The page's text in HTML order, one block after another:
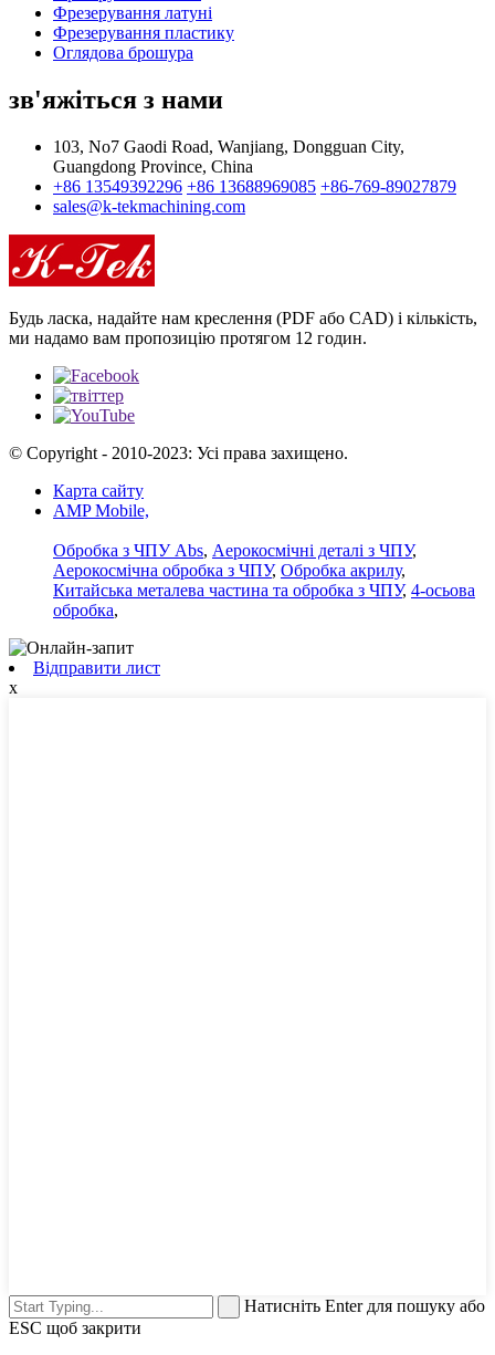
Фрезерування латуні
Фрезерування пластику
Оглядова брошура
зв'яжіться з нами
103, No7 Gaodi Road, Wanjiang, Dongguan City,
Guangdong Province, China
+86 13549392296 +86 13688969085 +86-769-89027879
sales@k-tekmachining.com
Будь ласка, надайте нам креслення (PDF або CAD) і кількість,
ми надамо вам пропозицію протягом 12 годин.
© Copyright - 2010-2023: Усі права захищено.
Карта сайту
AMP Mobile,
Обробка з ЧПУ Abs, Аерокосмічні деталі з ЧПУ,
Аерокосмічна обробка з ЧПУ, Обробка акрилу,
Китайська металева частина та обробка з ЧПУ, 4-осьова
обробка,
Відправити лист
x
Натисніть Enter для пошуку або
ESC щоб закрити